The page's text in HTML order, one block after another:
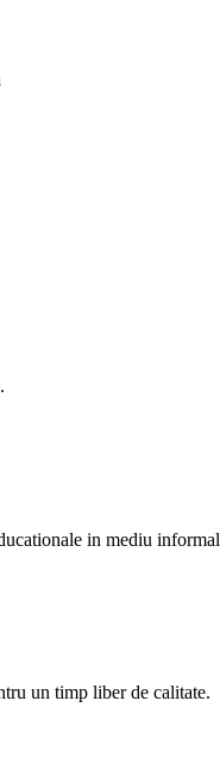
in mediu informal
un timp liber de calitate.